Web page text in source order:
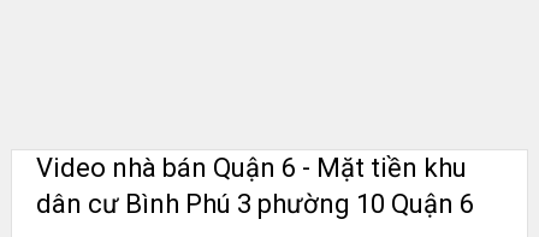
Video nhà bán Quận 6 - Mặt tiền khu
dân cư Bình Phú 3 phường 10 Quận 6